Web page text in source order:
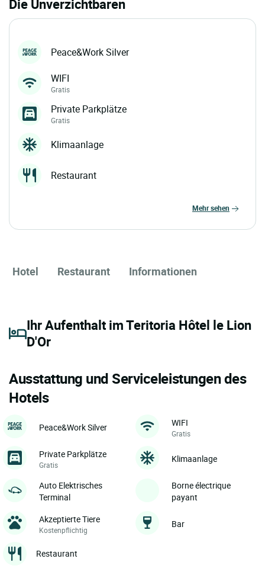
Die Unverzichtbaren
Peace&Work Silver
WIFI
Gratis
Private Parkplätze
Gratis
Klimaanlage
Restaurant
mehr sehen
Hotel Restaurant Informationen
Ihr Aufenthalt im Teritoria Hôtel le Lion
D'Or
Ausstattung und Serviceleistungen des
Hotels
Peace&Work Silver WIFI
Gratis
Private Parkplätze
Gratis
Klimaanlage
Auto Elektrisches
Terminal
Borne électrique
payant
Akzeptierte Tiere
Kostenpflichtig
Bar
Restaurant